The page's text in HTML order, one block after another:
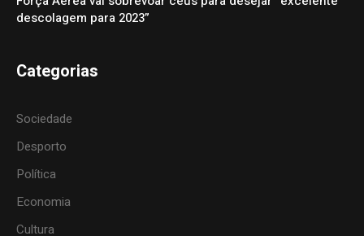
descolagem para 2023”
Categorias
Sociedade
Desporto
Política
Economia
Cultura